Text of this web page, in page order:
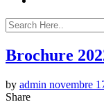
Brochure
by admin novembre
Share